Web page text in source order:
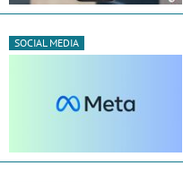
SOCIAL MEDIA